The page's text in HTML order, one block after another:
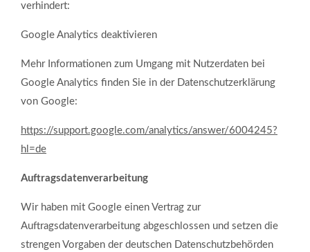
verhindert:
Google Analytics deaktivieren
Mehr Informationen zum Umgang mit Nutzerdaten bei
Google Analytics finden Sie in der Datenschutzerklärung
von Google:
https://support.google.com/analytics/answer/6004245?
hl=de
Auftragsdatenverarbeitung
Wir haben mit Google einen Vertrag zur
Auftragsdatenverarbeitung abgeschlossen und setzen die
strengen Vorgaben der deutschen Datenschutzbehörden